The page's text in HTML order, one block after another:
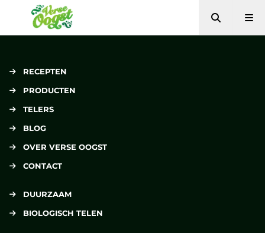
Verse Oogst
Zoeken
RECEPTEN
PRODUCTEN
TELERS
BLOG
OVER VERSE OOGST
CONTACT
DUURZAAM
BIOLOGISCH TELEN